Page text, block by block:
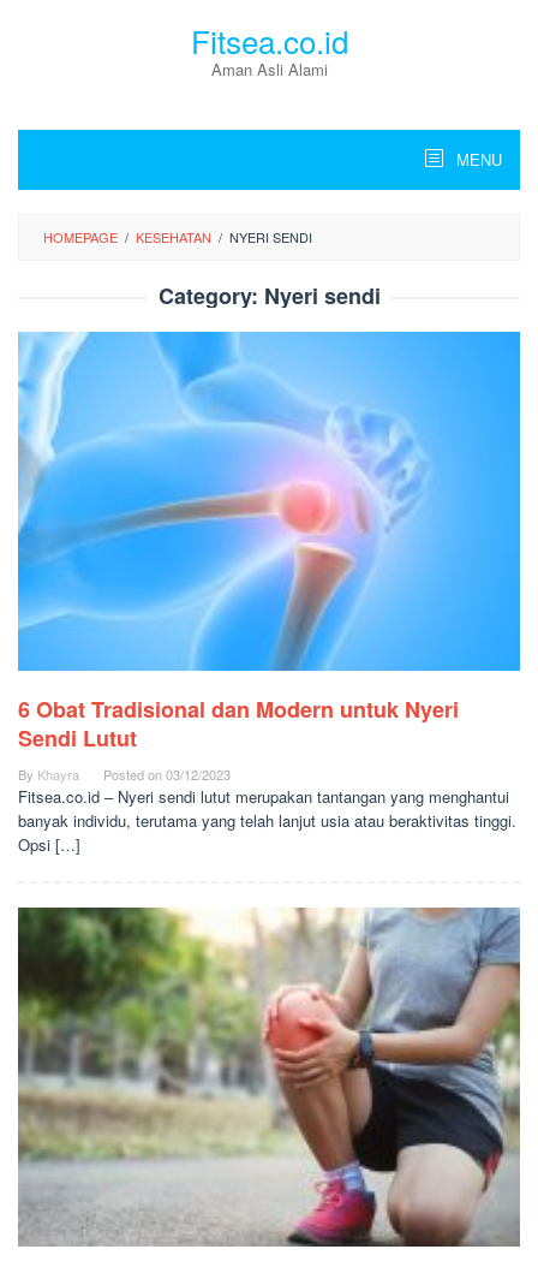
Fitsea.co.id
Aman Asli Alami
MENU
HOMEPAGE / KESEHATAN / NYERI SENDI
Category: Nyeri sendi
6 Obat Tradisional dan Modern untuk Nyeri
Sendi Lutut
By Khayra Posted on03/12/2023
Fitsea.co.id – Nyeri sendi lutut merupakan tantangan yang menghantui
banyak individu, terutama yang telah lanjut usia atau beraktivitas tinggi.
Opsi […]